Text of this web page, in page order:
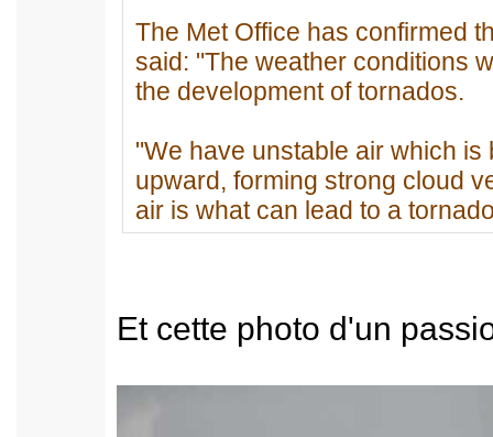
The Met Office has confirmed
said: "The weather conditions
the development of tornados.
"We have unstable air which
upward, forming strong cloud
air is what can lead to a
Et cette photo d'un